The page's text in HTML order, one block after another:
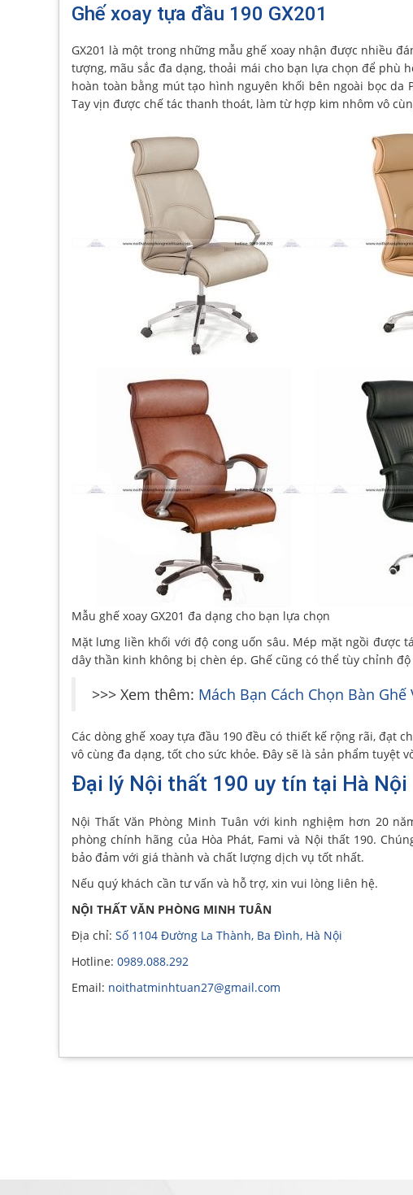
Ghế xoay tựa đầu 190 GX201
GX201 là một trong những mẫu ghế xoay nhận được nhiều
tượng, mãu sắc đa dạng, thoải mái cho bạn lựa chọn để phù
hoàn toàn bằng mút tạo hình nguyên khối bên ngoài bọc
Tay vịn được chế tác thanh thoát, làm từ hợp kim nhôm vô
Mẫu ghế xoay GX201 đa dạng cho bạn lựa chọn
Mặt lưng liền khối với độ cong uốn sâu. Mép mặt ngồi được
dây thần kinh không bị chèn ép. Ghế cũng có thể tùy chỉnh
>>> Xem thêm: Mách Bạn Cách Chọn Bàn
Các dòng ghế xoay tựa đầu 190 đều có thiết kế rộng rãi, đạt
vô cùng đa dạng, tốt cho sức khỏe. Đây sẽ là sản phẩm tuyệt
Đại lý Nội thất 190 uy tín tại Hà Nội
Nội Thất Văn Phòng Minh Tuân với kinh nghiệm hơn 20
phòng chính hãng của Hòa Phát, Fami và Nội thất 190.
bảo đảm với giá thành và chất lượng dịch vụ tốt nhất.
Nếu quý khách cần tư vấn và hỗ trợ, xin vui lòng liên hệ.
NỘI THẤT VĂN PHÒNG MINH TUÂN
Địa chỉ: Số 1104 Đường La Thành, Ba Đình, Hà Nội
Hotline: 0989.088.292
Email: noithatminhtuan27@gmail.com